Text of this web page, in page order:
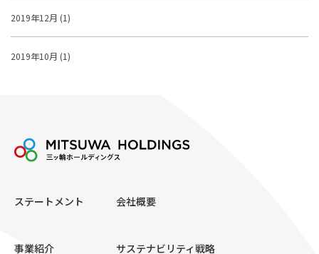
2019年12月 (1)
2019年10月 (1)
ステートメント 会社概要
事業紹介 サステナビリティ戦略